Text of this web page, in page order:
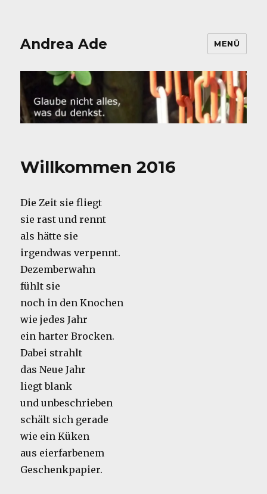
Andrea Ade MENÜ
Willkommen 2016
Die Zeit sie fliegt
sie rast und rennt
als hätte sie
irgendwas verpennt.
Dezemberwahn
fühlt sie
noch in den Knochen
wie jedes Jahr
ein harter Brocken.
Dabei strahlt
das Neue Jahr
liegt blank
und unbeschrieben
schält sich gerade
wie ein Küken
aus eierfarbenem
Geschenkpapier.